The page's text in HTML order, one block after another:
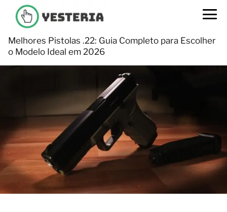
Melhores Pistolas .22: Guia Completo para Escolher
o Modelo Ideal em 2026